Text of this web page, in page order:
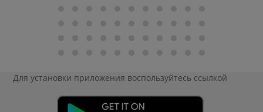
Для установки приложения воспользуйтесь ссылкой